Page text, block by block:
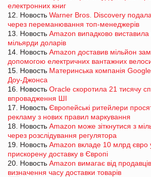
електронних книг
12. Новость Warner Bros. Discovery
через переманювання топ-менеджерів
13. Новость Amazon випадково виставила
мільярди доларів
14. Новость Amazon доставив мільйон
допомогою електричних вантажних
15. Новость Материнська компанія
Доу-Джонса
16. Новость Oracle скоротила 21 тисячу
впровадження ШІ
17. Новость Європейські ритейлери
рекламу з нових правил маркування
18. Новость Amazon може зіткнутися з
через розслідування регулятора
19. Новость Amazon вкладе 10 млрд євро
прискорену доставку в Європі
20. Новость Amazon вимагає від
визначення часу доставки товарів